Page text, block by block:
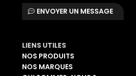
ENVOYER UN MESSAGE
LIENS UTILES
NOS PRODUITS
NOS MARQUES